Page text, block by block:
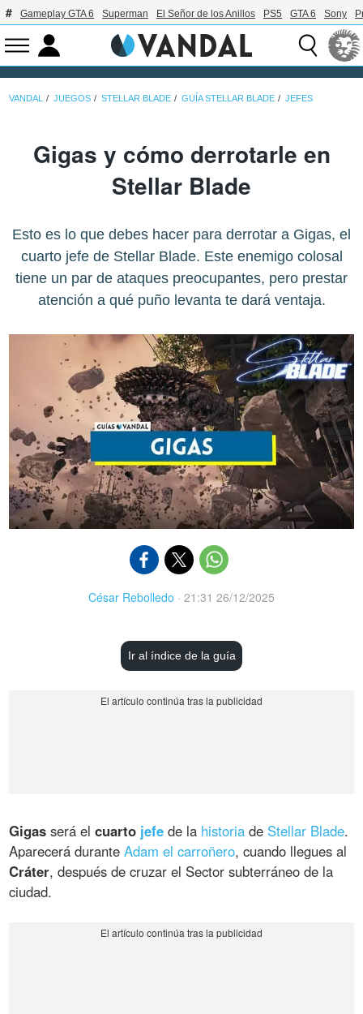
Gameplay GTA 6 Superman El Señor de los Anillos PS5 GTA 6 Sony
VANDAL JUEGOS STELLAR BLADE GUÍA STELLAR BLADE JEFES
Gigas y cómo derrotarle en
Stellar Blade
Esto es lo que debes hacer para derrotar a Gigas, el
cuarto jefe de Stellar Blade. Este enemigo colosal
tiene un par de ataques preocupantes, pero prestar
atención a qué puño levanta te dará ventaja.
César Rebolledo · 21:31 26/12/2025
Ir al índice de la guía
Gigas será elcuarto jefe de la historia de Stellar Blade.
Aparecerá duranteAdam el carroñero, cuando llegues al
Cráter, después de cruzar el Sector subterráneo de la
ciudad.